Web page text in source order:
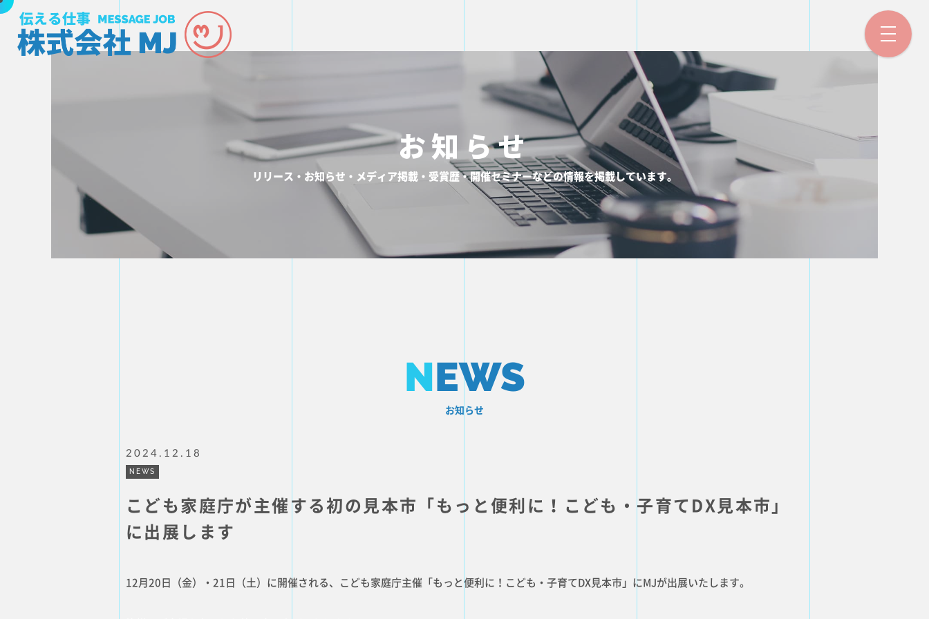
TOP PAGE
トップページ
NEWS
お知らせ
RECRUIT CONTACT
お知らせ
リリース・お知らせ・メディア掲載・受賞歴・開催セミナーなどの情報を掲載しています。
NEWS
お知らせ
2024.12.18
NEWS
こども家庭庁が主催する初の見本市「もっと便利に！こども・子育てDX見本市」
に出展します
12月20日（金）・21日（土）に開催される、こども家庭庁主催「もっと便利に！こども・子育てDX見本市」にMJが出展いたします。